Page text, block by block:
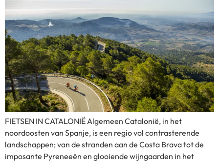
FIETSEN IN CATALONIË Algemeen Catalonië, in het
noordoosten van Spanje, is een regio vol contrasterende
landschappen; van de stranden aan de Costa Brava tot de
imposante Pyreneeën en glooiende wijngaarden in het